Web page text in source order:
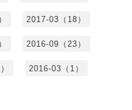
2017-03（18）
2016-09（23）
2016-03（1）